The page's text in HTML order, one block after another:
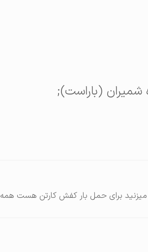
برای حمل بار کفش کارتن هست همه